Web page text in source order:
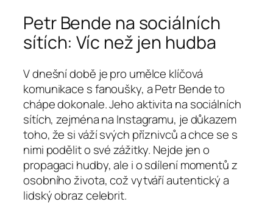
Petr Bende na sociálních
sítích: Víc než jen hudba
V dnešní době je pro umělce klíčová
komunikace s fanoušky, a Petr Bende to
chápe dokonale. Jeho aktivita na sociálních
sítích, zejména na Instagramu, je důkazem
toho, že si váží svých příznivců a chce se s
nimi podělit o své zážitky. Nejde jen o
propagaci hudby, ale i o sdílení momentů z
osobního života, což vytváří autentický a
lidský obraz celebrit.